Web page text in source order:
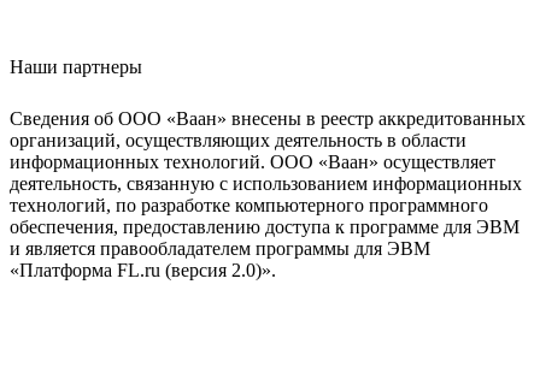
Наши партнеры
Сведения об ООО «Ваан» внесены в реестр аккредитованных
организаций, осуществляющих деятельность в области
информационных технологий. ООО «Ваан» осуществляет
деятельность, связанную с использованием информационных
технологий, по разработке компьютерного программного
обеспечения, предоставлению доступа к программе для ЭВМ
и является правообладателем программы для ЭВМ
«Платформа FL.ru (версия 2.0)».